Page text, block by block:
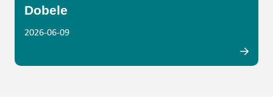
Dobele
2026-06-09